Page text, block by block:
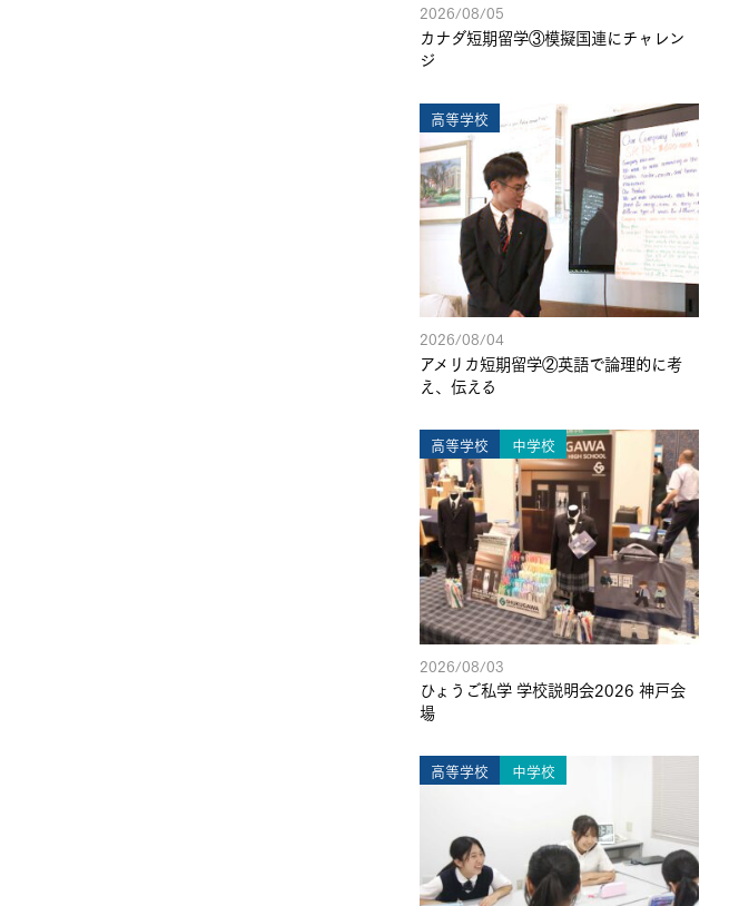
2026/08/05
カナダ短期留学③模擬国連にチャレン
ジ
高等学校
2026/08/04
アメリカ短期留学②英語で論理的に考
え、伝える
高等学校 中学校
2026/08/03
ひょうご私学 学校説明会2026 神戸会
場
高等学校 中学校